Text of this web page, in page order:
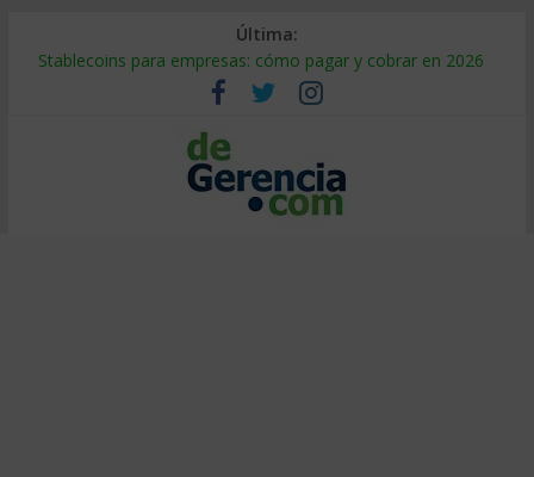
Última:
Stablecoins para empresas: cómo pagar y cobrar en 2026
Despido silencioso: qué es y por qué sale tan caro
IA en selección de personal: cómo auditarla a tiempo
Trabajo forzoso en la cadena de suministro: qué hacer
Mercado hispano de EE. UU.: cómo segmentarlo y venderle